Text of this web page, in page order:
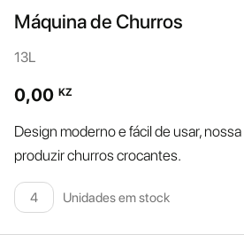
Máquina de Churros
13L
0,00 KZ
Design moderno e fácil de usar,
produzir churros crocantes.
4 Unidades em stock